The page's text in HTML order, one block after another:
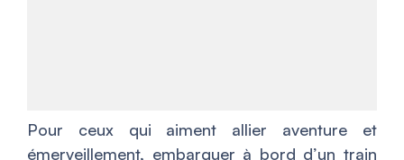
Pour ceux qui aiment allier aventure et
émerveillement, embarquer à bord d’un train